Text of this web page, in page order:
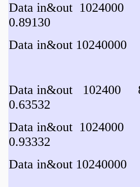
Data in&out
0.89130
Data in&out
Data in&out 102400
0.63532
Data in&out
0.93332
Data in&out